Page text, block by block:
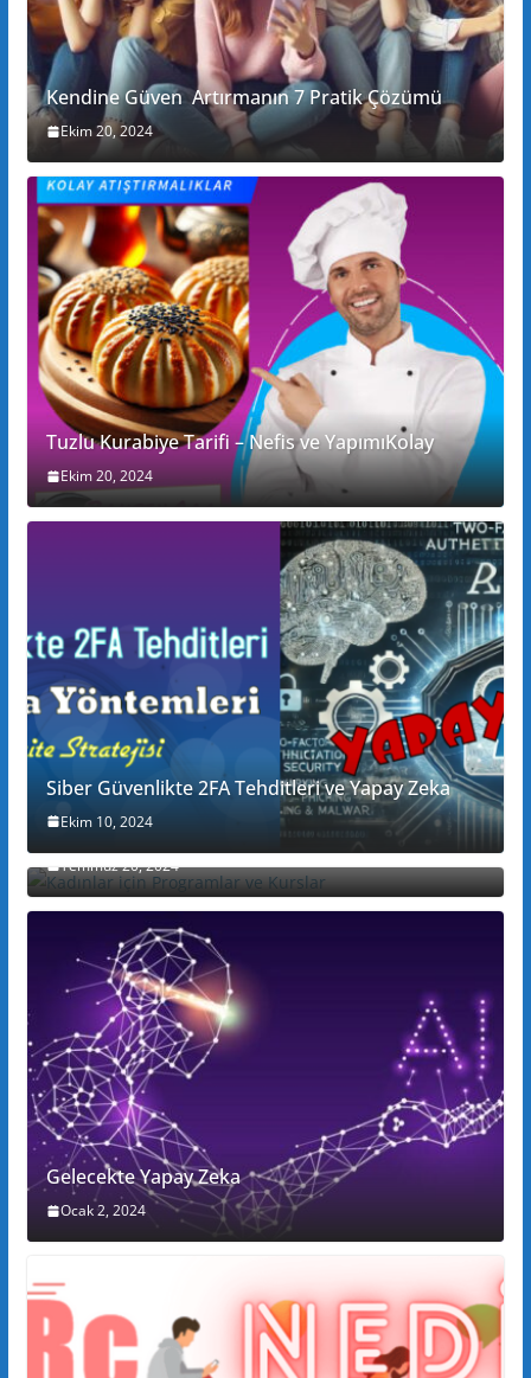
Kendine Güven Artırmanın 7 Pratik Çözümü
Ekim 20, 2024
Tuzlu Kurabiye Tarifi – Nefis ve YapımıKolay
Ekim 20, 2024
Siber Güvenlikte 2FA Tehditleri ve Yapay Zeka
Ekim 10, 2024
Kadınlar için Programlar ve Kurslar
Temmuz 20, 2024
Gelecekte Yapay Zeka
Ocak 2, 2024